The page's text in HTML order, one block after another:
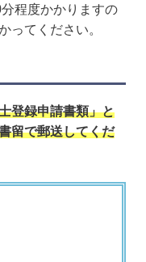
程度かかりますの
ってください。
登録申請書類」と
留で郵送してくだ